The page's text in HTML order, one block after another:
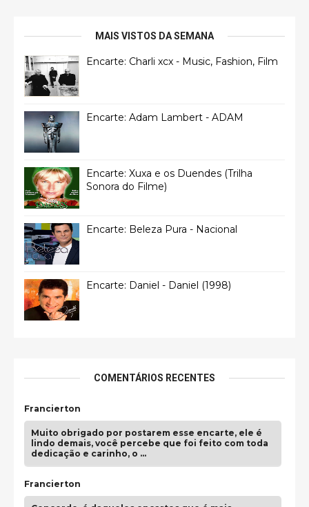
MAIS VISTOS DA SEMANA
Encarte: Charli xcx - Music, Fashion, Film
Encarte: Adam Lambert - ADAM
Encarte: Xuxa e os Duendes (Trilha
Sonora do Filme)
Encarte: Beleza Pura - Nacional
Encarte: Daniel - Daniel (1998)
COMENTÁRIOS RECENTES
Francierton
Muito obrigado por postarem esse encarte, ele é
lindo demais, você percebe que foi feito com toda
dedicação e carinho, o …
Francierton